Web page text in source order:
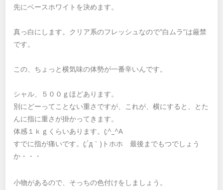
先にベースホワイトを決めます。
真っ白にします。クリア系のフレッシュなので”白ムラ”は厳禁
です。
この、ちょっと横気味の体勢が一番辛いんです。
シャル、５００ｇほどあります。
別にどーってことない重さですが、これが、横にすると、とた
んに指に重さが掛かってきます。
体感１ｋｇくらいあります。(;^_^A
すでに指が痛いです。(;´д｀)トホホ 最後までもつでしょう
か・・・
小物があるので、そっちの色付けをしましょう。